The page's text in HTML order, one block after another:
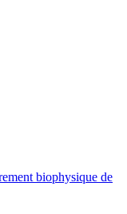
biophysique de